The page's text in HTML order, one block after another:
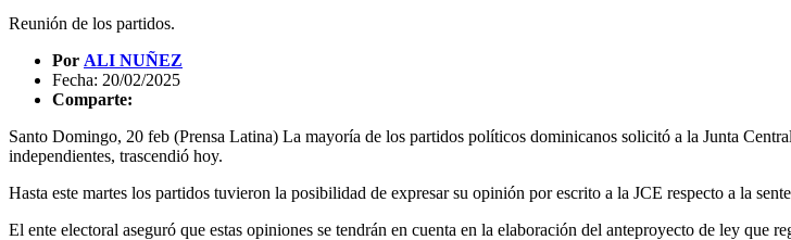
Reunión de los partidos.
Por ALI NUÑEZ
Fecha: 20/02/2025
Comparte:
Santo Domingo, 20 feb (Prensa Latina) La mayoría de los partidos políticos dominicanos solicitó a la Junta
independientes, trascendió hoy.
Hasta este martes los partidos tuvieron la posibilidad de expresar su opinión por escrito a la JCE respecto a la
El ente electoral aseguró que estas opiniones se tendrán en cuenta en la elaboración del anteproyecto de ley que